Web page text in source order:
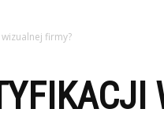
firmy?